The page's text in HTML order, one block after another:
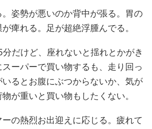
姿勢が悪いのか背中が張る。胃の
痺れる。足が超絶浮腫んでる。
だけど、座れないと揺れとかがき
ーパーで買い物するも、走り回っ
るとお腹にぶつからないか、気が
が重いと買い物もしたくない。
の熱烈お出迎えに応じる。疲れて